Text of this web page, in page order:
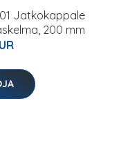
Jatkokappale
200 mm